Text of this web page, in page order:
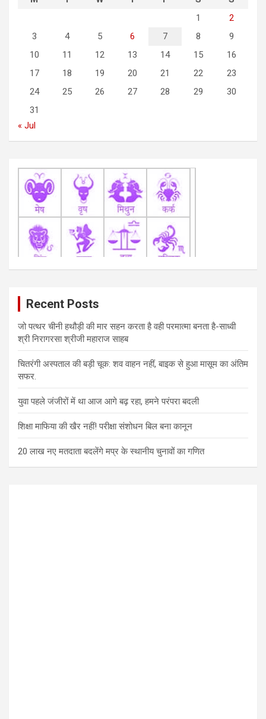
1
2
3
4 5 6 7 8
9
10
11 12 13 14 15
16
17
18 19 20 21 22
23
24
25 26 27 28 29
30
31
« Jul
Recent Posts
जो पत्थर चीनी हथौड़ी की मार सहन करता है वही परमात्मा बनता है-साध्वी
श्री निरागरसा श्रीजी महाराज साहब
चितरंगी अस्पताल की बड़ी चूक: शव वाहन नहीं, बाइक से हुआ मासूम का अंतिम
सफर.
युवा पहले जंजीरों में था आज आगे बढ़ रहा, हमने परंपरा बदली
शिक्षा माफिया की खैर नहीं! परीक्षा संशोधन बिल बना कानून
20 लाख नए मतदाता बदलेंगे मप्र के स्थानीय चुनावों का गणित